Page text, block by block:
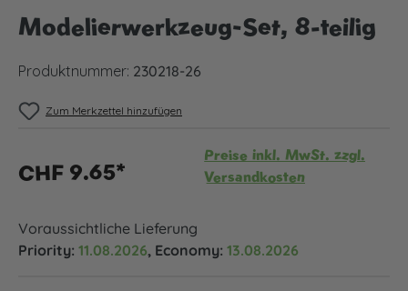
Modelierwerkzeug-Set, 8-teilig
Produktnummer: 230218-26
Zum Merkzettel hinzufügen
CHF 9.65*
Preise inkl. MwSt. zzgl.
Versandkosten
Voraussichtliche Lieferung
Priority: 11.08.2026, Economy: 13.08.2026